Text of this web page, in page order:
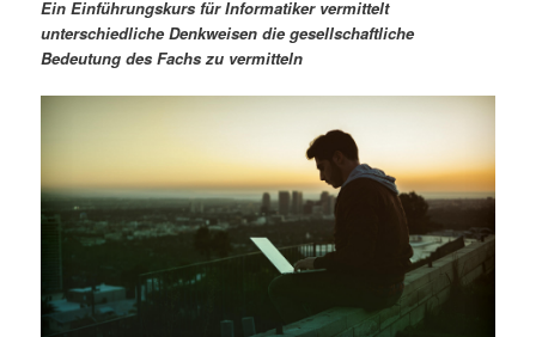
ä
r
n
n
n
d
r
n
n
a
v
i
o
Ein Einführungskurs für Informatiker vermittelt
unterschiedliche Denkweisen die gesellschaftliche
Bedeutung des Fachs zu vermitteln